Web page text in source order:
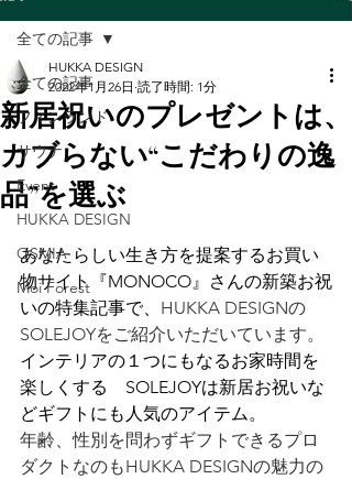
全ての記事
フィンランド
サウナ
Event
HUKKA DESIGN
OSMIA
Moi Forest
全ての記事
新居祝いのプレゼントは、
カブらない“こだわりの逸
品”を選ぶ
HUKKA DESIGN
2022年1月26日 読了時間: 1分
あなたらしい生き方を提案するお買い
物サイト『MONOCO』さんの新築お祝
いの特集記事で、 HUKKA DESIGNの
SOLEJOYをご紹介いただいています。
インテリアの１つにもなるお家時間を
楽しくする　SOLEJOYは新居お祝いな
どギフトにも人気のアイテム。
年齢、性別を問わずギフトできるプロ
ダクトなのもHUKKA DESIGNの魅力の